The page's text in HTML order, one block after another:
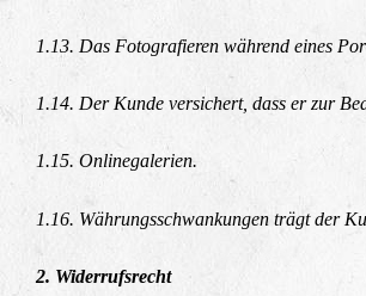
1.13. Das Fotografieren während eines
1.14. Der Kunde versichert, dass er zur
1.15. Onlinegalerien.
1.16. Währungsschwankungen trägt der
2. Widerrufsrecht